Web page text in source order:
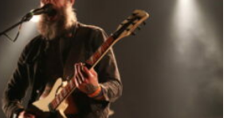
hit
enter: